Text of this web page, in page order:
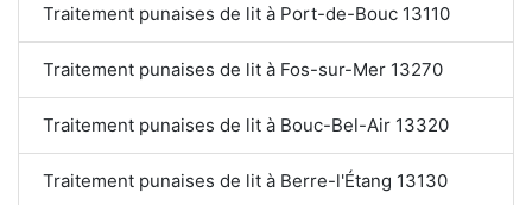
Traitement punaises de lit à Port-de-Bouc 13110
Traitement punaises de lit à Fos-sur-Mer 13270
Traitement punaises de lit à Bouc-Bel-Air 13320
Traitement punaises de lit à Berre-l'Étang 13130